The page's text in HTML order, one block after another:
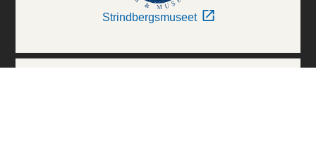
Strindbergsmuseet